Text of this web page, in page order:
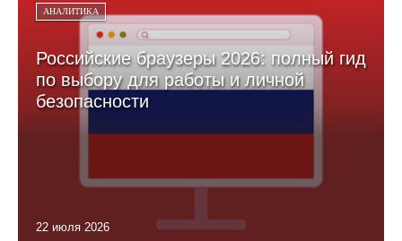
АНАЛИТИКА
Российские браузеры 2026: полный гид
по выбору для работы и личной
безопасности
22 июля 2026